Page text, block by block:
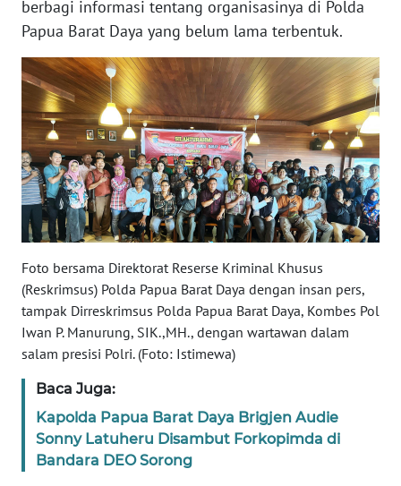
berbagi informasi tentang organisasinya di Polda
Papua Barat Daya yang belum lama terbentuk.
Foto bersama Direktorat Reserse Kriminal Khusus
(Reskrimsus) Polda Papua Barat Daya dengan insan pers,
tampak Dirreskrimsus Polda Papua Barat Daya, Kombes Pol
Iwan P. Manurung, SIK.,MH., dengan wartawan dalam
salam presisi Polri. (Foto: Istimewa)
Baca Juga:
Kapolda Papua Barat Daya Brigjen Audie
Sonny Latuheru Disambut Forkopimda di
Bandara DEO Sorong
KEPRI
PAPUA
WN
PAPUA
BARAT
WN
RIAU
WN
SERAMBI
WN
JAMBI
SULTRA
WN